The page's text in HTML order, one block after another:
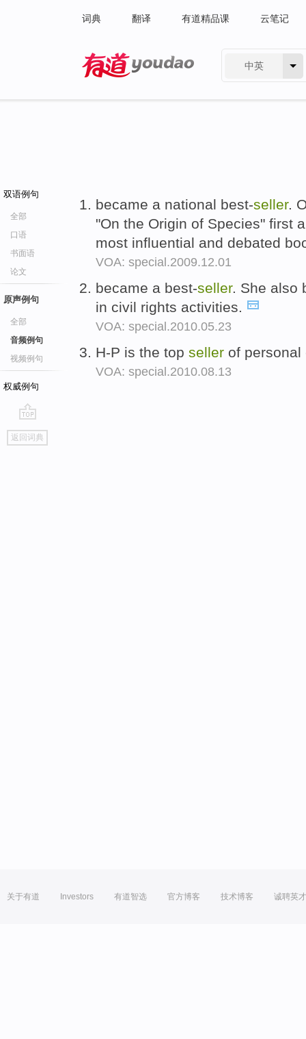
词典 翻译 有道精品课 云笔记
中英
双语例句
全部
口语
书面语
论文
原声例句
全部
音频例句
视频例句
权威例句
go
top
返回词典
became a national best-seller.
"On the Origin of Species" first
most influential and debated
VOA: special.2009.12.01
became a best-seller. She also
in civil rights activities.
VOA: special.2010.05.23
H-P is the top seller of
VOA: special.2010.08.13
关于有道 Investors 有道智选 官方博客 技术博客 诚聘英才